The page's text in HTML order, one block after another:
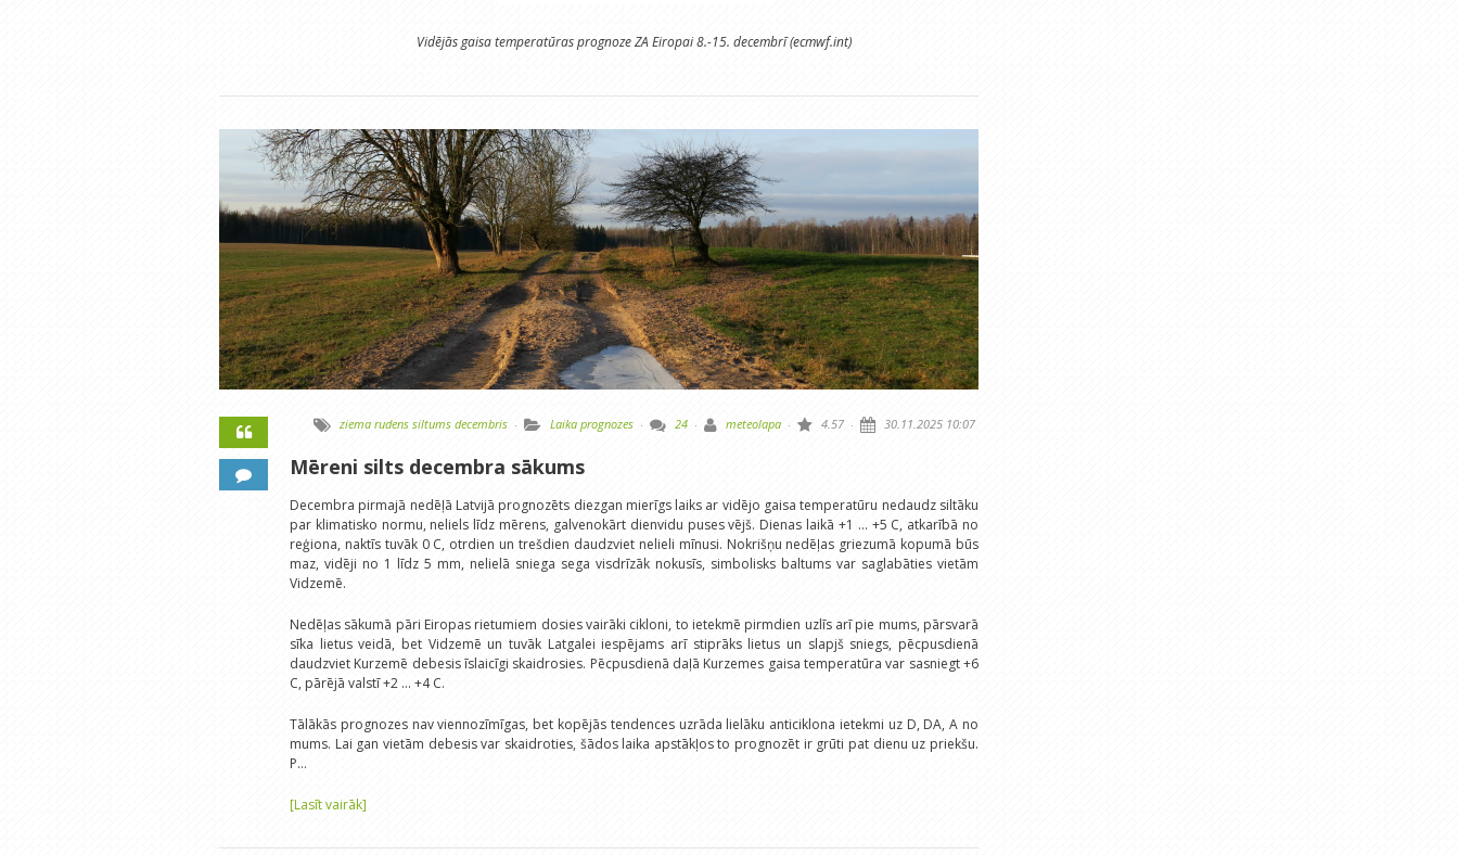
Vidējās gaisa temperatūras prognoze ZA Eiropai 8.-15. decembrī (ecmwf.int)
ziema rudens siltums decembris · Laika prognozes · 24 · meteolapa · 4.57 · 30.11.2025 10:07
Mēreni silts decembra sākums
Decembra pirmajā nedēļā Latvijā prognozēts diezgan mierīgs laiks ar vidējo gaisa temperatūru nedaudz siltāku
par klimatisko normu, neliels līdz mērens, galvenokārt dienvidu puses vējš. Dienas laikā +1 ... +5 C, atkarībā no
reģiona, naktīs tuvāk 0 C, otrdien un trešdien daudzviet nelieli mīnusi. Nokrišņu nedēļas griezumā kopumā būs
maz, vidēji no 1 līdz 5 mm, nelielā sniega sega visdrīzāk nokusīs, simbolisks baltums var saglabāties vietām
Vidzemē.
Nedēļas sākumā pāri Eiropas rietumiem dosies vairāki cikloni, to ietekmē pirmdien uzlīs arī pie mums, pārsvarā
sīka lietus veidā, bet Vidzemē un tuvāk Latgalei iespējams arī stiprāks lietus un slapjš sniegs, pēcpusdienā
daudzviet Kurzemē debesis īslaicīgi skaidrosies. Pēcpusdienā daļā Kurzemes gaisa temperatūra var sasniegt +6
C, pārējā valstī +2 ... +4 C.
Tālākās prognozes nav viennozīmīgas, bet kopējās tendences uzrāda lielāku anticiklona ietekmi uz D, DA, A no
mums. Lai gan vietām debesis var skaidroties, šādos laika apstākļos to prognozēt ir grūti pat dienu uz priekšu.
P…
[Lasīt vairāk]